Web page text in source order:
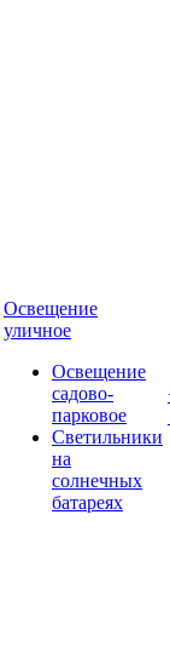
Освещение
уличное
Освещение
садово-
парковое
Светильники
на
солнечных
батареях